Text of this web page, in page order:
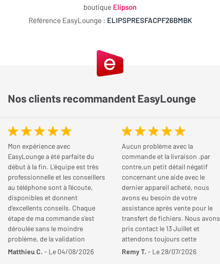
restitution très propre et linéaire. Grâce à ces améliorations,
chaque note s’exprime avec clarté, sans coloration, pour une
Un haut-parleur de médium/grave taillé pour la
Dotée d’un haut-parleur médium/grave de 14 cm avec membrane
minimise les turbulences internes et absorbe les vibrations
résiduelles, pour des graves nets et des médiums riches et
texturés. Chaque détail musical est ainsi reproduit avec une
grande fidélité.
Un tweeter fluide et linéaire pour des aigus précis
Le tweeter à dôme souple de 25 mm garantit une reproduction
des hautes fréquences fluide et sans agressivité, jusqu’à 25 kHz.
Il s’associe parfaitement au woofer pour former un ensemble
cohérent, offrant une scène sonore bien aérée. Les aigus
recommandée
Dimensions
Hauteur de l'enceinte 298 mm
Largeur de l'enceinte 176 mm
Profondeur de l'enceinte 223 mm
Poids de l'enceinte 6,30 Kg
boutique Elipson
Référence EasyLounge : ELIPSPRESFACPF26BMBK
Nos clients recommandent EasyLounge
Mon expérience avec
EasyLounge a été parfaite du
début à la fin. L'équipe est très
professionnelle et les conseillers
au téléphone sont à l'écoute,
disponibles et donnent
d'excellents conseils. Chaque
étape de ma commande s'est
déroulée sans le moindre
problème, de la validation
jusqu'à la livraison. Je
Matthieu C. - Le 04/08/2026
Aucun problème avec la
commande et la livraison .par
contre,un petit détail négatif
concernant une aide avec le
dernier appareil acheté, nous
avons eu besoin de votre
assistance après vente pour le
transfert de fichiers. Nous avons
pris contact le 13 Juillet et
attendons toujours cette
aide!!!!. Cordialement
Remy T. - Le 28/07/2026